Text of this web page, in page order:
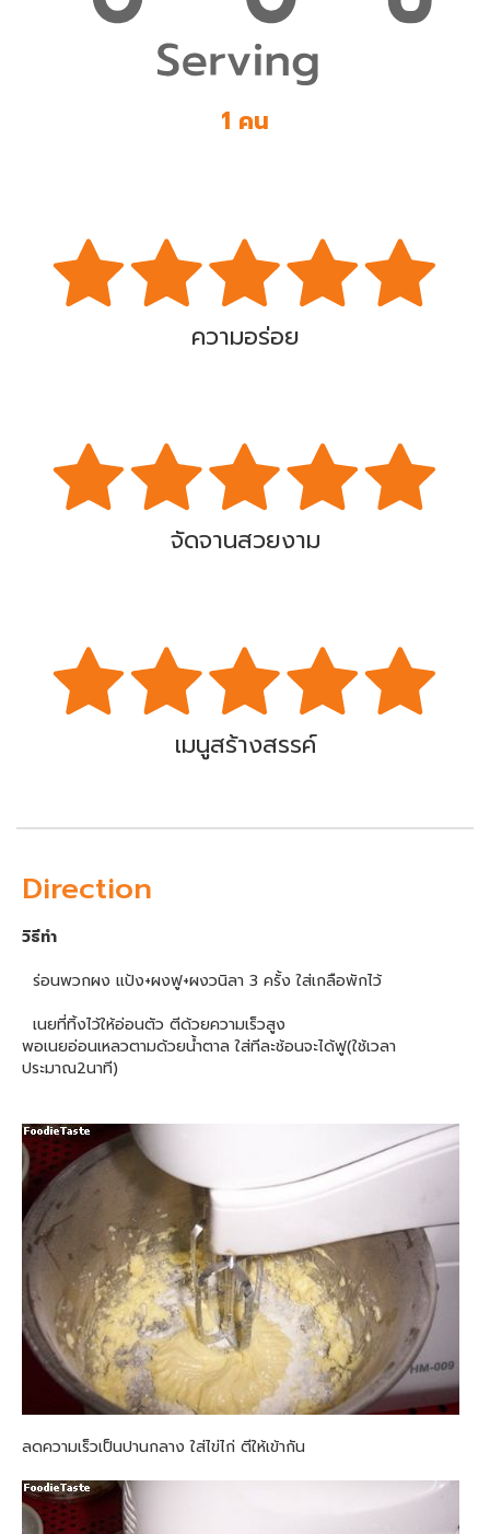
1 คน
ความอร่อย
จัดจานสวยงาม
เมนูสร้างสรรค์
Direction
วิธีทำ
ร่อนพวกผง แป้ง+ผงฟู+ผงวนิลา 3 ครั้ง ใส่เกลือพักไว้
เนยที่ทิ้งไว้ให้อ่อนตัว ตีด้วยความเร็วสูง
พอเนยอ่อนเหลวตามด้วยน้ำตาล ใส่ทีละช้อนจะได้ฟู(ใช้เวลา
ประมาณ2นาที)
ลดความเร็วเป็นปานกลาง ใส่ไข่ไก่ ตีให้เข้ากัน